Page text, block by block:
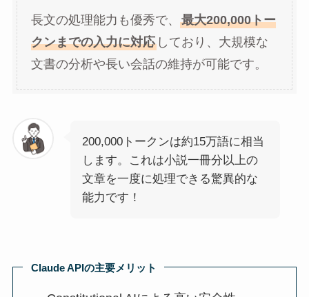
長文の処理能力も優秀で、 最大200,000トー
クンまでの入力に対応しており、大規模な
文書の分析や長い会話の維持が可能です。
200,000トークンは約15万語に相当
します。これは小説一冊分以上の
文章を一度に処理できる驚異的な
能力です！
Claude APIの主要メリット